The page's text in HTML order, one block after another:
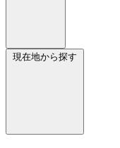
現在地から探す